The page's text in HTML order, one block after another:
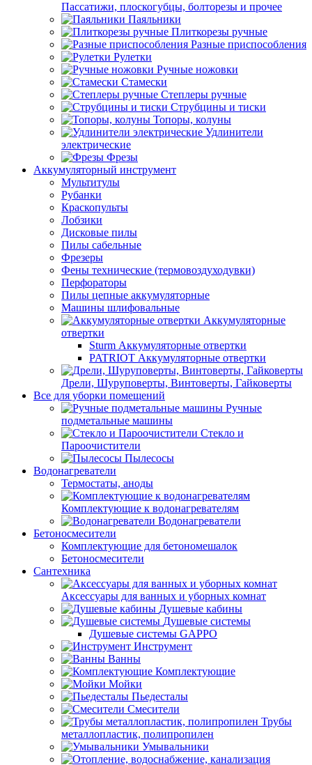
Пассатижи, плоскогубцы, болторезы и прочее
Паяльники
Плиткорезы ручные
Разные приспособления
Рулетки
Ручные ножовки
Стамески
Степлеры ручные
Струбцины и тиски
Топоры, колуны
Удлинители
электрические
Фрезы
Аккумуляторный инструмент
Мультитулы
Рубанки
Краскопульты
Лобзики
Дисковые пилы
Пилы сабельные
Фрезеры
Фены технические (термовоздуходувки)
Перфораторы
Пилы цепные аккумуляторные
Машины шлифовальные
Аккумуляторные
отвертки
Sturm Аккумуляторные отвертки
PATRIOT Аккумуляторные отвертки
Дрели, Шуруповерты, Винтоверты, Гайковерты
Все для уборки помещений
Ручные
подметальные машины
Стекло и
Пароочистители
Пылесосы
Водонагреватели
Термостаты, аноды
Комплектующие к водонагревателям
Водонагреватели
Бетоносмесители
Комплектующие для бетономешалок
Бетоносмесители
Сантехника
Аксессуары для ванных и уборных комнат
Душевые кабины
Душевые системы
Душевые системы GAPPO
Инструмент
Ванны
Комплектующие
Мойки
Пьедесталы
Смесители
Трубы
металлопластик, полипропилен
Умывальники